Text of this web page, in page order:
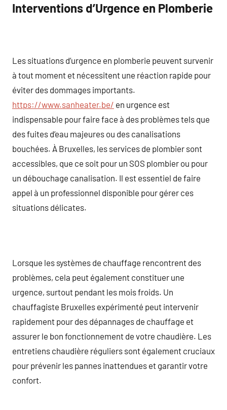
Interventions d’Urgence en Plomberie
Les situations d’urgence en plomberie peuvent survenir
à tout moment et nécessitent une réaction rapide pour
éviter des dommages importants.
https://www.sanheater.be/ en urgence est
indispensable pour faire face à des problèmes tels que
des fuites d’eau majeures ou des canalisations
bouchées. À Bruxelles, les services de plombier sont
accessibles, que ce soit pour un SOS plombier ou pour
un débouchage canalisation. Il est essentiel de faire
appel à un professionnel disponible pour gérer ces
situations délicates.
Lorsque les systèmes de chauffage rencontrent des
problèmes, cela peut également constituer une
urgence, surtout pendant les mois froids. Un
chauffagiste Bruxelles expérimenté peut intervenir
rapidement pour des dépannages de chauffage et
assurer le bon fonctionnement de votre chaudière. Les
entretiens chaudière réguliers sont également cruciaux
pour prévenir les pannes inattendues et garantir votre
confort.